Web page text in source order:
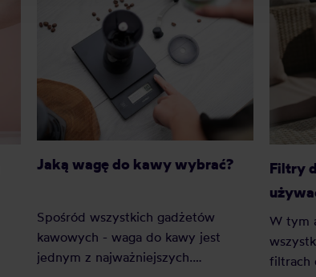
Jaką wagę do kawy wybrać?
Spośród wszystkich gadżetów
kawowych - waga do kawy jest
jednym z najważniejszych.
Filtry
W tym
filtrach